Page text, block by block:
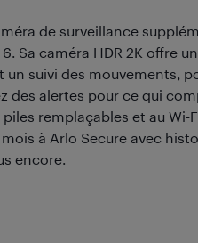
de surveillance
Sa caméra HDR 2K offre
suivi des mouvements,
des alertes pour ce qui
remplaçables et au Wi-
à Arlo Secure avec
encore.